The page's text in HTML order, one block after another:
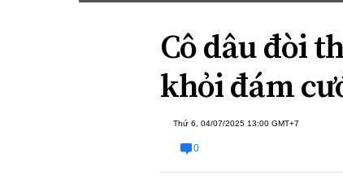
Chính sách
Đối thoại
luật
Góc
Hồ
Cô dâu đòi
khỏi đám
Thứ 6, 04/07/2025 13:00 GMT+7
0